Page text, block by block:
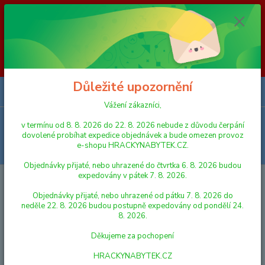
Vážení zákazníci, v termínu od 8. 8. 2026 do 23. 8. 2026 nebude z
důvodu čerpání dovolené probíhat expedice objednávek a bude omezen
provoz e-shopu HRACKYNABYTEK.CZ. Objednávky přijaté, nebo
uhrazené do čtvrtka 6. 8. 2026 budou expedovány v pátek 7. 8. 2026.
Objednávky přijaté, nebo uhrazené od pátku 7. 8. 2026 do neděle 23. 8.
2026 budou postupně expedovány od pondělí 24. 8. 2026. Děkujeme za
pochopení HRACKYNABYTEK.CZ
DŘEVĚNÉ HRAČKY Viga Dřevěné provlékání
Viga Dřevěné provlékání
Důležité upozornění
Vážení zákazníci,
v termínu od 8. 8. 2026 do 22. 8. 2026 nebude z důvodu čerpání
dovolené probíhat expedice objednávek a bude omezen provoz
e-shopu HRACKYNABYTEK.CZ.
Objednávky přijaté, nebo uhrazené do čtvrtka 6. 8. 2026 budou
expedovány v pátek 7. 8. 2026.
Objednávky přijaté, nebo uhrazené od pátku 7. 8. 2026 do
neděle 22. 8. 2026 budou postupně expedovány od pondělí 24.
8. 2026.
Děkujeme za pochopení
HRACKYNABYTEK.CZ